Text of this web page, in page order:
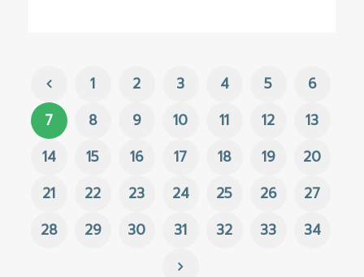
1 2 3 4 5
6
7
8 9 10 11 12
13
14
15 16 17 18 19
20
21
22 23 24 25 26
27
28
29 30 31 32 33 34